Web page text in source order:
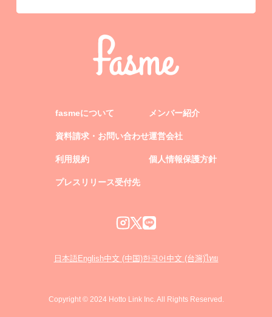
fasmeについて
資料請求・お問い合わせ
利用規約
プレスリリース受付先
メンバー紹介
運営会社
個人情報保護方針
日本語English中文 (中国)한국어 中文 (台灣)ไทย
Copyright © 2024 Hotto Link Inc. All Rights Reserved.